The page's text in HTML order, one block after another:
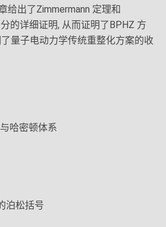
给出了Zimmermann 定理和
的详细证明, 从而证明了BPHZ 方
量子电动力学传统重整化方案的收
哈密顿体系
泊松括号